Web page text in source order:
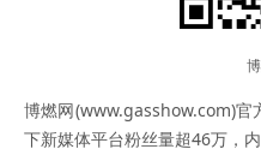
博燃网(www.gasshow.com)官
下新媒体平台粉丝量超46万，